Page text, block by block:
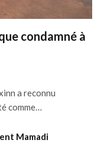
condamné à
a reconnu
comme…
Mamadi